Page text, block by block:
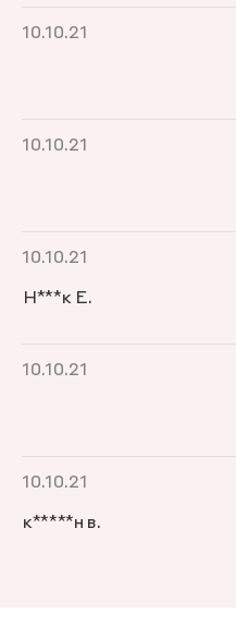
10.10.21
10.10.21
10.10.21
Н***к Е.
10.10.21
10.10.21
к*****н в.